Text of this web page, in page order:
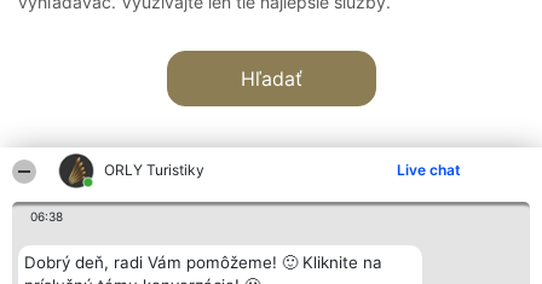
ORLY Turistiky Live chat
06:38
Dobrý deň, radi Vám pomôžeme! 🙂 Kliknite na
Hľadať
Organizátor hodnotenia
Bright Side Solutions sp. z o.
Hodnotenie
Laureáti
Kontakt
Kontakt